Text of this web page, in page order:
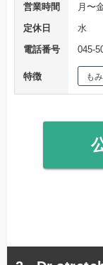
営業時間
月〜
定休日
水
電話番号
045-
特徴 も